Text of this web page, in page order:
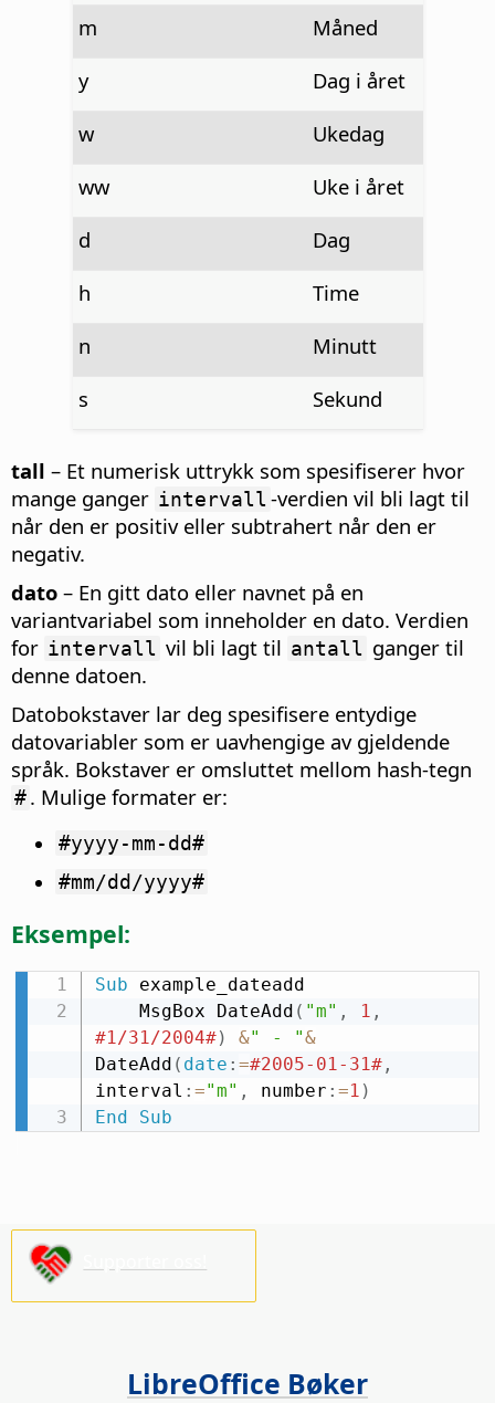
m
Måned
y
Dag i året
w
Ukedag
ww
Uke i året
d
Dag
h
Time
n
Minutt
s
Sekund
tall – Et numerisk uttrykk som spesifiserer hvor
mange ganger intervall -verdien vil bli lagt til
når den er positiv eller subtrahert når den er
negativ.
dato – En gitt dato eller navnet på en
variantvariabel som inneholder en dato. Verdien
for intervall vil bli lagt til antall ganger til
denne datoen.
Datobokstaver lar deg spesifisere entydige
datovariabler som er uavhengige av gjeldende
språk. Bokstaver er omsluttet mellom hash-tegn
#. Mulige formater er:
#yyyy-mm-dd#
#mm/dd/yyyy#
Eksempel:
Sub example_dateadd
    MsgBox DateAdd
( "m" , 1 ,
#1/31/2004#) &" - "&
DateAdd ( date : =#2005-01-31#,
interval : ="m" , number : =1 )
End
Sub
LibreOffice Bøker